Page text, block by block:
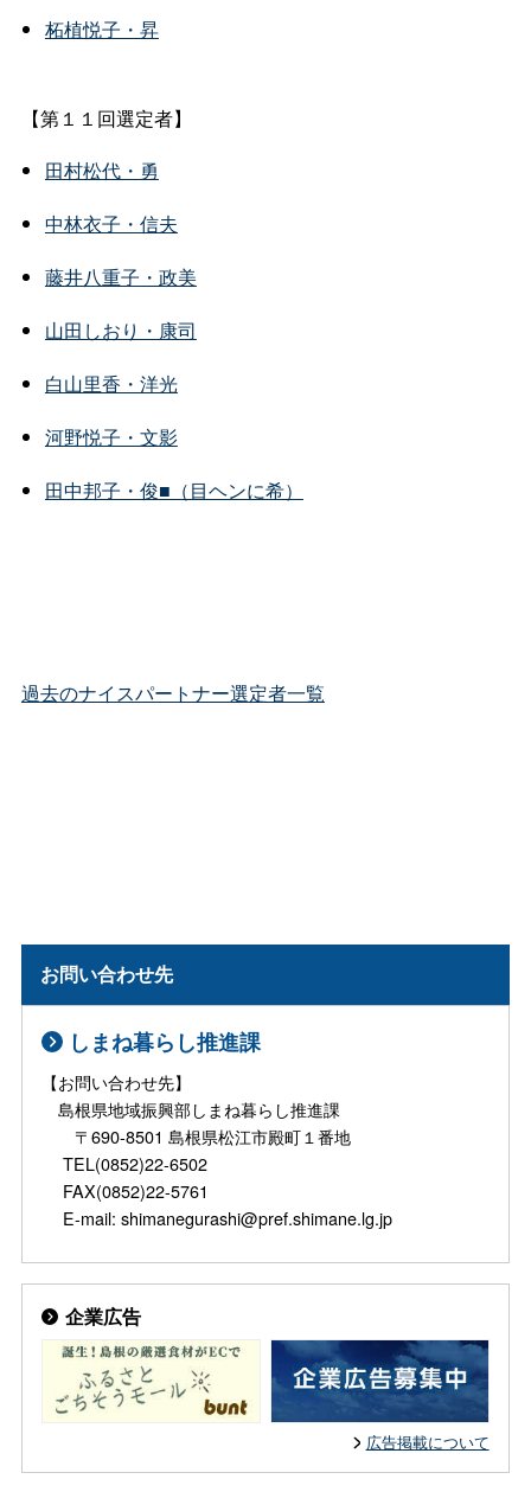
柘植悦子・昇
【第１１回選定者】
田村松代・勇
中林衣子・信夫
藤井八重子・政美
山田しおり・康司
白山里香・洋光
河野悦子・文影
田中邦子・俊■（目ヘンに希）
過去のナイスパートナー選定者一覧
お問い合わせ先
しまね暮らし推進課
【お問い合わせ先】
島根県地域振興部しまね暮らし推進課
〒690-8501 島根県松江市殿町１番地
TEL(0852)22-6502
FAX(0852)22-5761
E-mail: shimanegurashi@pref.shimane.lg.jp
企業広告
広告掲載について